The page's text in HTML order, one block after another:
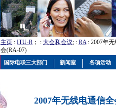
主页 : ITU-R ； : 大会和会议; : RA: 2007年
会(RA-07)
2007年无线电通信
国际电联三大部门 新闻室 各项活动